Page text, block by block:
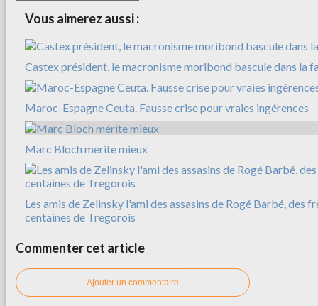
Vous aimerez aussi :
Castex président, le macronisme moribond bascule dans la
Maroc-Espagne Ceuta. Fausse crise pour vraies ingérences
Marc Bloch mérite mieux
Les amis de Zelinsky l'ami des assasins de Rogé Barbé, des
centaines de Tregorois
Commenter cet article
Ajouter un commentaire